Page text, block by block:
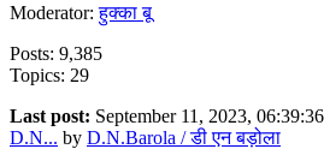
Moderator:हुक्का बू
Posts: 9,385
Topics: 29
Last post: September 11, 2023,
D.N... by D.N.Barola / डी एन बड़ोला